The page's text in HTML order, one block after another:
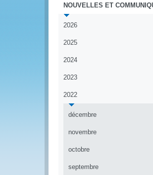
NOUVELLES ET
2026
2025
2024
2023
2022
décembre
novembre
octobre
septembre